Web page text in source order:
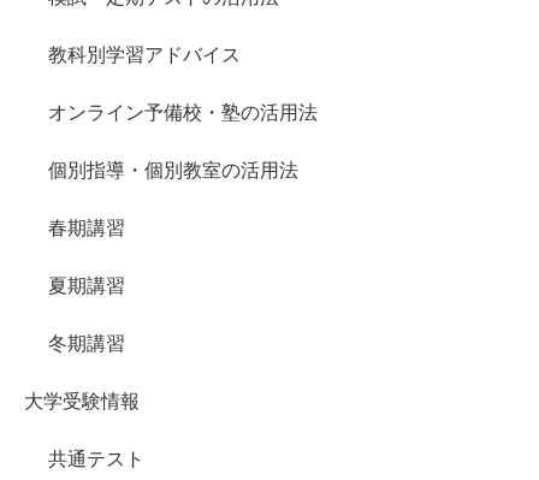
教科別学習アドバイス
オンライン予備校・塾の活用法
個別指導・個別教室の活用法
春期講習
夏期講習
冬期講習
大学受験情報
共通テスト